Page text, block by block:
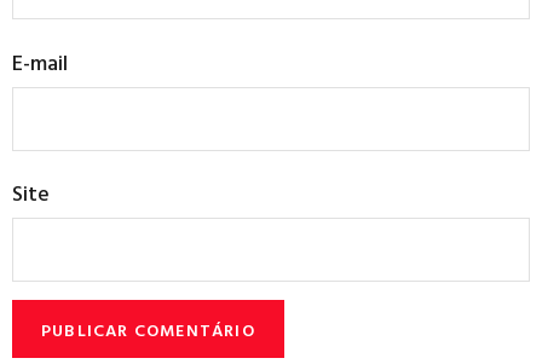
E-mail
Site